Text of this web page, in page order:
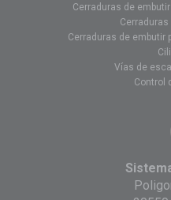
Cerraduras de
Cerraduras de embutir
Vías de
Control